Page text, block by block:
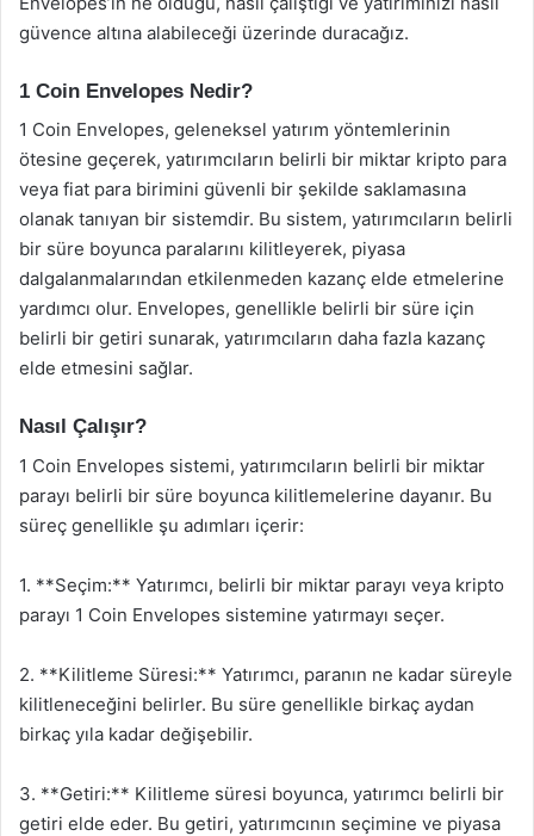
güvence altına alabileceği üzerinde duracağız.
1 Coin Envelopes Nedir?
1 Coin Envelopes, geleneksel yatırım yöntemlerinin
ötesine geçerek, yatırımcıların belirli bir miktar kripto para
veya fiat para birimini güvenli bir şekilde saklamasına
olanak tanıyan bir sistemdir. Bu sistem, yatırımcıların belirli
bir süre boyunca paralarını kilitleyerek, piyasa
dalgalanmalarından etkilenmeden kazanç elde etmelerine
yardımcı olur. Envelopes, genellikle belirli bir süre için
belirli bir getiri sunarak, yatırımcıların daha fazla kazanç
elde etmesini sağlar.
Nasıl Çalışır?
1 Coin Envelopes sistemi, yatırımcıların belirli bir miktar
parayı belirli bir süre boyunca kilitlemelerine dayanır. Bu
süreç genellikle şu adımları içerir:
1. **Seçim:** Yatırımcı, belirli bir miktar parayı veya kripto
parayı 1 Coin Envelopes sistemine yatırmayı seçer.
2. **Kilitleme Süresi:** Yatırımcı, paranın ne kadar süreyle
kilitleneceğini belirler. Bu süre genellikle birkaç aydan
birkaç yıla kadar değişebilir.
3. **Getiri:** Kilitleme süresi boyunca, yatırımcı belirli bir
getiri elde eder. Bu getiri, yatırımcının seçimine ve piyasa